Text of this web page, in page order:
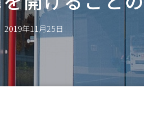
2019年11月25日